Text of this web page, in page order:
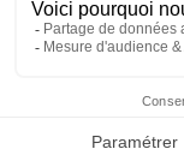
Faire-part
Église
Anjou
49480